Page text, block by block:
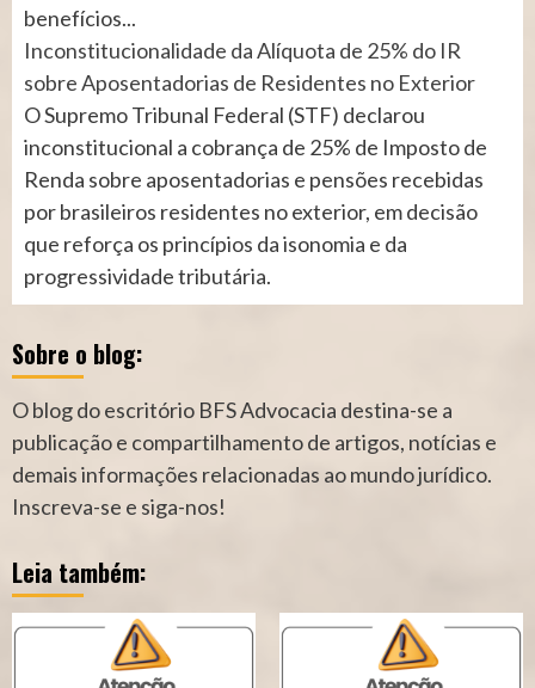
benefícios...
Inconstitucionalidade da Alíquota de 25% do IR
sobre Aposentadorias de Residentes no Exterior
O Supremo Tribunal Federal (STF) declarou
inconstitucional a cobrança de 25% de Imposto de
Renda sobre aposentadorias e pensões recebidas
por brasileiros residentes no exterior, em decisão
que reforça os princípios da isonomia e da
progressividade tributária.
Sobre o blog:
O blog do escritório BFS Advocacia destina-se a
publicação e compartilhamento de artigos, notícias e
demais informações relacionadas ao mundo jurídico.
Inscreva-se e siga-nos!
Leia também: